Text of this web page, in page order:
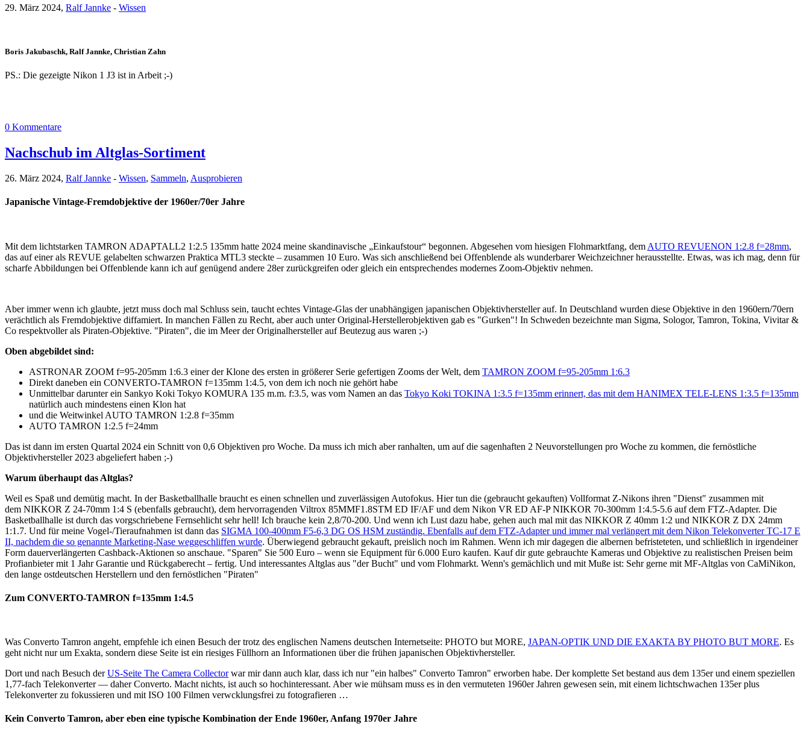
29. März 2024, Ralf Jannke - Wissen
Boris Jakubaschk, Ralf Jannke, Christian Zahn
PS.: Die gezeigte Nikon 1 J3 ist in Arbeit ;-)
0 Kommentare
Nachschub im Altglas-Sortiment
26. März 2024, Ralf Jannke - Wissen, Sammeln, Ausprobieren
Japanische Vintage-Fremdobjektive der 1960er/70er Jahre
Mit dem lichtstarken TAMRON ADAPTALL2 1:2.5 135mm hatte 2024 meine skandinavische „Einkaufstour“ begonnen. Abgesehen vom hiesigen Flohmarktfang, dem AUTO REVUENON 1:2.8 f=28mm,
das auf einer als REVUE gelabelten schwarzen Praktica MTL3 steckte – zusammen 10 Euro. Was sich anschließend bei Offenblende als wunderbarer Weichzeichner herausstellte. Etwas, was ich mag, denn für
scharfe Abbildungen bei Offenblende kann ich auf genügend andere 28er zurückgreifen oder gleich ein entsprechendes modernes Zoom-Objektiv nehmen.
Aber immer wenn ich glaubte, jetzt muss doch mal Schluss sein, taucht echtes Vintage-Glas der unabhängigen japanischen Objektivhersteller auf. In Deutschland wurden diese Objektive in den 1960ern/70ern
verächtlich als Fremdobjektive diffamiert. In manchen Fällen zu Recht, aber auch unter Original-Herstellerobjektiven gab es "Gurken"! In Schweden bezeichnte man Sigma, Sologor, Tamron, Tokina, Vivitar &
Co respektvoller als Piraten-Objektive. "Piraten", die im Meer der Originalhersteller auf Beutezug aus waren ;-)
Oben abgebildet sind:
ASTRONAR ZOOM f=95-205mm 1:6.3 einer der Klone des ersten in größerer Serie gefertigen Zooms der Welt, dem TAMRON ZOOM f=95-205mm 1:6.3
Direkt daneben ein CONVERTO-TAMRON f=135mm 1:4.5, von dem ich noch nie gehört habe
Unmittelbar darunter ein Sankyo Koki Tokyo KOMURA 135 m.m. f:3.5, was vom Namen an das Tokyo Koki TOKINA 1:3.5 f=135mm erinnert, das mit dem HANIMEX TELE-LENS 1:3.5 f=135mm
natürlich auch mindestens einen Klon hat
und die Weitwinkel AUTO TAMRON 1:2.8 f=35mm
AUTO TAMRON 1:2.5 f=24mm
Das ist dann im ersten Quartal 2024 ein Schnitt von 0,6 Objektiven pro Woche. Da muss ich mich aber ranhalten, um auf die sagenhaften 2 Neuvorstellungen pro Woche zu kommen, die fernöstliche
Objektivhersteller 2023 abgeliefert haben ;-)
Warum überhaupt das Altglas?
Weil es Spaß und demütig macht. In der Basketballhalle braucht es einen schnellen und zuverlässigen Autofokus. Hier tun die (gebraucht gekauften) Vollformat Z-Nikons ihren "Dienst" zusammen mit
dem NIKKOR Z 24-70mm 1:4 S (ebenfalls gebraucht), dem hervorragenden Viltrox 85MMF1.8STM ED IF/AF und dem Nikon VR ED AF-P NIKKOR 70-300mm 1:4.5-5.6 auf dem FTZ-Adapter. Die
Basketballhalle ist durch das vorgschriebene Fernsehlicht sehr hell! Ich brauche kein 2,8/70-200. Und wenn ich Lust dazu habe, gehen auch mal mit das NIKKOR Z 40mm 1:2 und NIKKOR Z DX 24mm
1:1.7. Und für meine Vogel-/Tieraufnahmen ist dann das SIGMA 100-400mm F5-6,3 DG OS HSM zuständig. Ebenfalls auf dem FTZ-Adapter und immer mal verlängert mit dem Nikon Telekonverter TC-17 E
II, nachdem die so genannte Marketing-Nase weggeschliffen wurde. Überwiegend gebraucht gekauft, preislich noch im Rahmen. Wenn ich mir dagegen die albernen befristeteten, und schließlich in irgendeiner
Form dauerverlängerten Cashback-Aktionen so anschaue. "Sparen" Sie 500 Euro – wenn sie Equipment für 6.000 Euro kaufen. Kauf dir gute gebrauchte Kameras und Objektive zu realistischen Preisen beim
Profianbieter mit 1 Jahr Garantie und Rückgaberecht – fertig. Und interessantes Altglas aus "der Bucht" und vom Flohmarkt. Wenn's gemächlich und mit Muße ist: Sehr gerne mit MF-Altglas von CaMiNikon,
den lange ostdeutschen Herstellern und den fernöstlichen "Piraten"
Zum CONVERTO-TAMRON f=135mm 1:4.5
Was Converto Tamron angeht, empfehle ich einen Besuch der trotz des englischen Namens deutschen Internetseite: PHOTO but MORE, JAPAN-OPTIK UND DIE EXAKTA BY PHOTO BUT MORE. Es
geht nicht nur um Exakta, sondern diese Seite ist ein riesiges Füllhorn an Informationen über die frühen japanischen Objektivhersteller.
Dort und nach Besuch derUS-Seite The Camera Collectorwar mir dann auch klar, dass ich nur "ein halbes" Converto Tamron" erworben habe. Der komplette Set bestand aus dem 135er und einem speziellen
1,77-fach Telekonverter — daher Converto. Macht nichts, ist auch so hochinteressant. Aber wie mühsam muss es in den vermuteten 1960er Jahren gewesen sein, mit einem lichtschwachen 135er plus
Telekonverter zu fokussieren und mit ISO 100 Filmen verwcklungsfrei zu fotografieren …
Kein Converto Tamron, aber eben eine typische Kombination der Ende 1960er, Anfang 1970er Jahre